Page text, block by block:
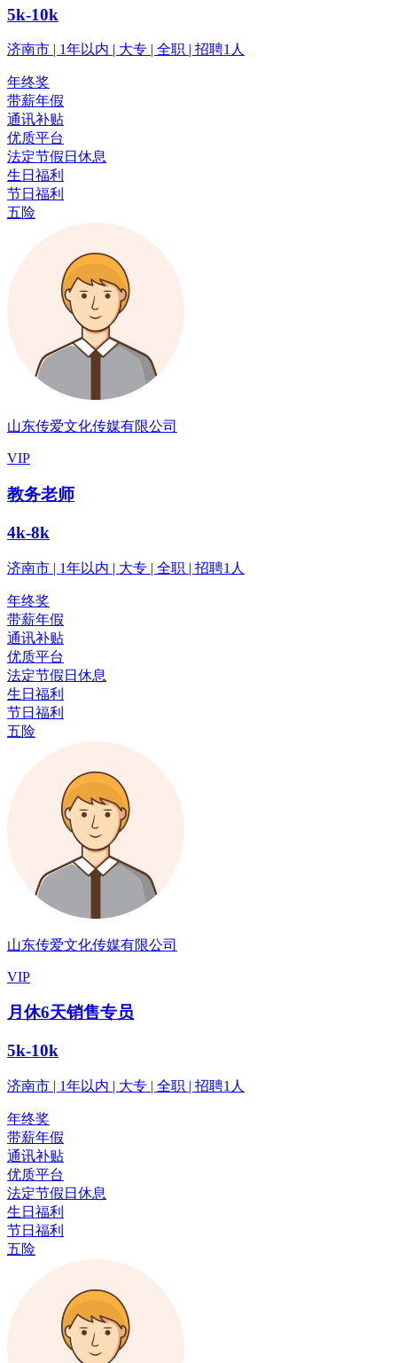
5k-10k
济南市 | 1年以内 | 大专 | 全职 | 招聘1人
年终奖
带薪年假
通讯补贴
优质平台
法定节假日休息
生日福利
节日福利
五险
山东传爱文化传媒有限公司
VIP
教务老师
4k-8k
济南市 | 1年以内 | 大专 | 全职 | 招聘1人
年终奖
带薪年假
通讯补贴
优质平台
法定节假日休息
生日福利
节日福利
五险
山东传爱文化传媒有限公司
VIP
月休6天销售专员
5k-10k
济南市 | 1年以内 | 大专 | 全职 | 招聘1人
年终奖
带薪年假
通讯补贴
优质平台
法定节假日休息
生日福利
节日福利
五险